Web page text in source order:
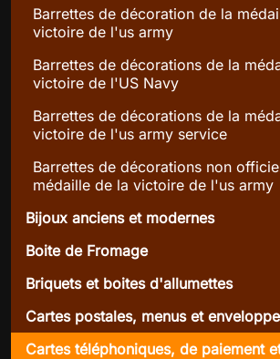
Barrettes de décoration de la
victoire de l'us army
Barrettes de décorations de la
victoire de l'US Navy
Barrettes de décorations de la
victoire de l'us army service
Barrettes de décorations non
médaille de la victoire de l'us army
Bijoux anciens et modernes
Boite de Fromage
Briquets et boites d'allumettes
Cartes postales, menus et
Cartes téléphoniques, de paiement